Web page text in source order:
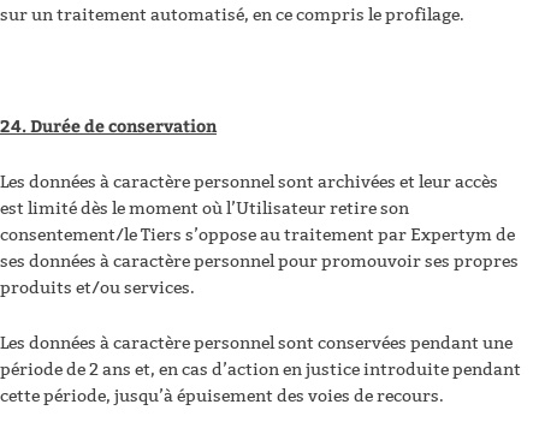
sur un traitement automatisé, en ce compris le profilage.
24. Durée de conservation
Les données à caractère personnel sont archivées et leur accès
est limité dès le moment où l’Utilisateur retire son
consentement/le Tiers s’oppose au traitement par Expertym de
ses données à caractère personnel pour promouvoir ses propres
produits et/ou services.
Les données à caractère personnel sont conservées pendant une
période de 2 ans et, en cas d’action en justice introduite pendant
cette période, jusqu’à épuisement des voies de recours.